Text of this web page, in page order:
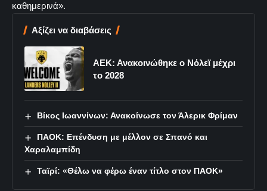
καθημερινά».
Αξίζει να διαβάσεις
ΑΕΚ: Ανακοινώθηκε ο Νόλεϊ μέχρι
το 2028
Βίκος Ιωαννίνων: Ανακοίνωσε τον Άλερικ Φρίμαν
ΠΑΟΚ: Επένδυση με μέλλον σε Σπανό και
Χαραλαμπίδη
Ταϊρί: «Θέλω να φέρω έναν τίτλο στον ΠΑΟΚ»